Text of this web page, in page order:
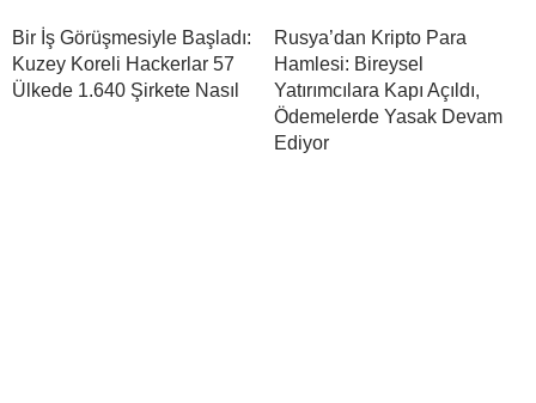
Bir İş Görüşmesiyle Başladı:
Kuzey Koreli Hackerlar 57
Ülkede 1.640 Şirkete Nasıl
Rusya’dan Kripto Para
Hamlesi: Bireysel
Yatırımcılara Kapı Açıldı,
Ödemelerde Yasak Devam
Ediyor